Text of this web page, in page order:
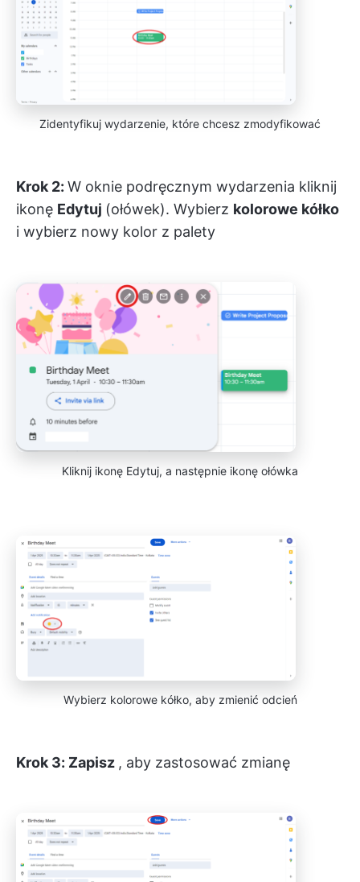
Zidentyfikuj wydarzenie, które chcesz zmodyfikować
Krok 2: W oknie podręcznym wydarzenia kliknij
ikonę Edytuj (ołówek). Wybierz kolorowe kółko
i wybierz nowy kolor z palety
Kliknij ikonę Edytuj, a następnie ikonę ołówka
Wybierz kolorowe kółko, aby zmienić odcień
Krok 3: Zapisz , aby zastosować zmianę